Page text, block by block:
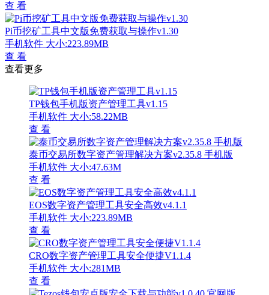
查 看
Pi币挖矿工具中文版免费获取与操作v1.30
手机软件 大小:223.89MB
查 看
查看更多
TP钱包手机版资产管理工具v1.15
手机软件 大小:58.22MB
查 看
泰币交易所数字资产管理解决方案v2.35.8 手机版
手机软件 大小:47.63M
查 看
EOS数字资产管理工具安全高效v4.1.1
手机软件 大小:223.89MB
查 看
CRO数字资产管理工具安全便捷V1.1.4
手机软件 大小:281MB
查 看